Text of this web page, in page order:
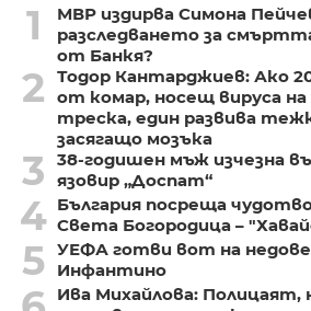
1
МВР издирва Симона
разследването за
от Банкя?
2
Тодор Кантарджиев: Ако
от комар, носещ вируса
треска, един развива
засягащо мозъка
3
38-годишен мъж изчезна
язовир „Доспат“
4 България посреща
Света Богородица –
5 УЕФА готви вот на
Инфантино
Ива Михайлова: Полицаят,